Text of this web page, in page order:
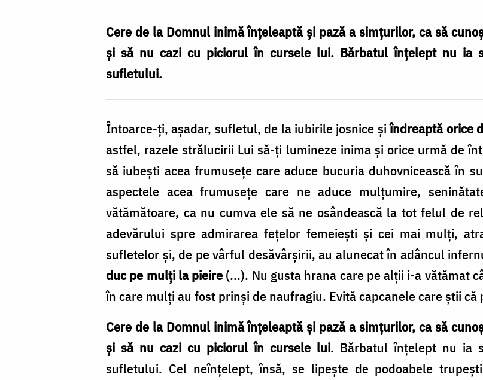
Cere de la Domnul inimă înțeleaptă și pază a simțurilor, ca să
și să nu cazi cu piciorul în cursele lui. Bărbatul înțelept nu ia
sufletului.
Întoarce-ţi, aşadar, sufletul, de la iubirile josnice şiîndreaptă orice
astfel, razele strălucirii Lui să-ţi lumineze inima şi orice urmă de
să iubeşti acea frumuseţe care aduce bucuria duhovnicească în
aspectele acea frumuseţe care ne aduce mulţumire,
vătămătoare, ca nu cumva ele să ne osândească la tot felul de
adevărului spre admirarea feţelor femeieşti şi cei mai mulţi,
sufletelor şi, de pe vârful desăvârşirii, au alunecat în adâncul
duc pe mulţi la pieire (...). Nu gusta hrana care pe alţii i-a vătămat
în care mulţi au fost prinşi de naufragiu. Evită capcanele care ştii
Cere de la Domnul inimă înţeleaptă şi pază a simţurilor, ca să
şi să nu cazi cu piciorul în cursele lui. Bărbatul înţelept nu ia
sufletului. Cel neînţelept, însă, se lipeşte de podoabele